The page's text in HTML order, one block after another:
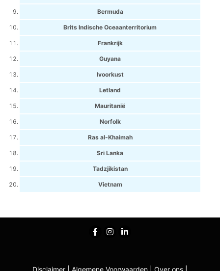
Bermuda
Brits Indische Oceaanterritorium
Frankrijk
Guyana
Ivoorkust
Letland
Mauritanië
Norfolk
Ras al-Khaimah
Sri Lanka
Tadzjikistan
Vietnam
Disclaimer Algemene Voorwaarden Over ons